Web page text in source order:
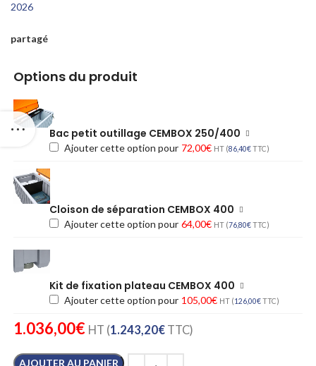
2026
partagé
Options du produit
Bac petit outillage CEMBOX 250/400
Ajouter cette option pour 72,00€ HT (86,40€TTC)
Cloison de séparation CEMBOX 400
Ajouter cette option pour 64,00€ HT (76,80€TTC)
Kit de fixation plateau CEMBOX 400
Ajouter cette option pour 105,00€ HT (126,00€TTC)
1.036,00€ HT (1.243,20€ TTC)
AJOUTER AU PANIER